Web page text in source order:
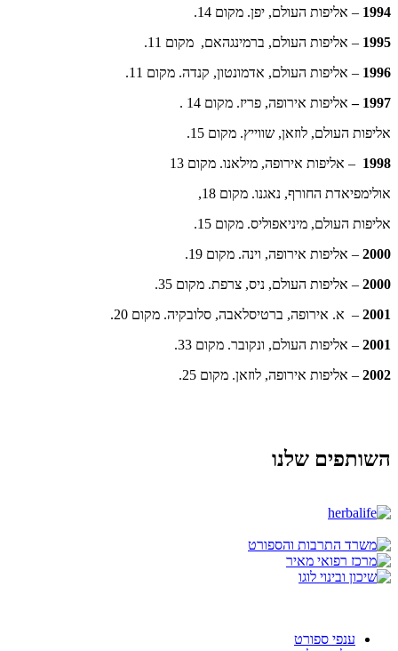
1994 – אליפות העולם, יפן. מקום 14.
1995 – אליפות העולם, ברמינגהאם, מקום 11.
1996 – אליפות העולם, אדמונטון, קנדה. מקום 11.
1997 –
אליפות אירופה, פריז. מקום 14 .
אליפות העולם, לוזאן, שווייץ. מקום 15.
1998 – אליפות אירופה, מילאנו. מקום 13
אולימפיאדת החורף, נאגנו. מקום 18,
אליפות העולם, מיניאפוליס. מקום 15.
2000 – אליפות אירופה, וינה. מקום 19.
2000 – אליפות העולם, ניס, צרפת. מקום 35.
2001 – א. אירופה, ברטיסלאבה, סלובקיה. מקום 20.
2001 – אליפות העולם, ונקובר. מקום 33.
2002 – אליפות אירופה, לוזאן. מקום 25.
השותפים שלנו
ענפי ספורט